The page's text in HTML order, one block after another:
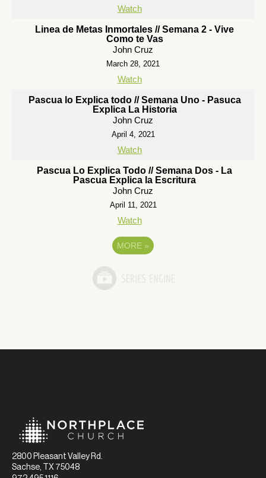
Watch
Linea de Metas Inmortales // Semana 2 - Vive
Como te Vas
John Cruz
March 28, 2021
Watch
Pascua lo Explica todo // Semana Uno - Pasuca
Explica La Historia
John Cruz
April 4, 2021
Watch
Pascua Lo Explica Todo // Semana Dos - La
Pascua Explica la Escritura
John Cruz
April 11, 2021
Watch
MORE »
2800 Pleasant Valley Rd.
Sachse, TX 75048